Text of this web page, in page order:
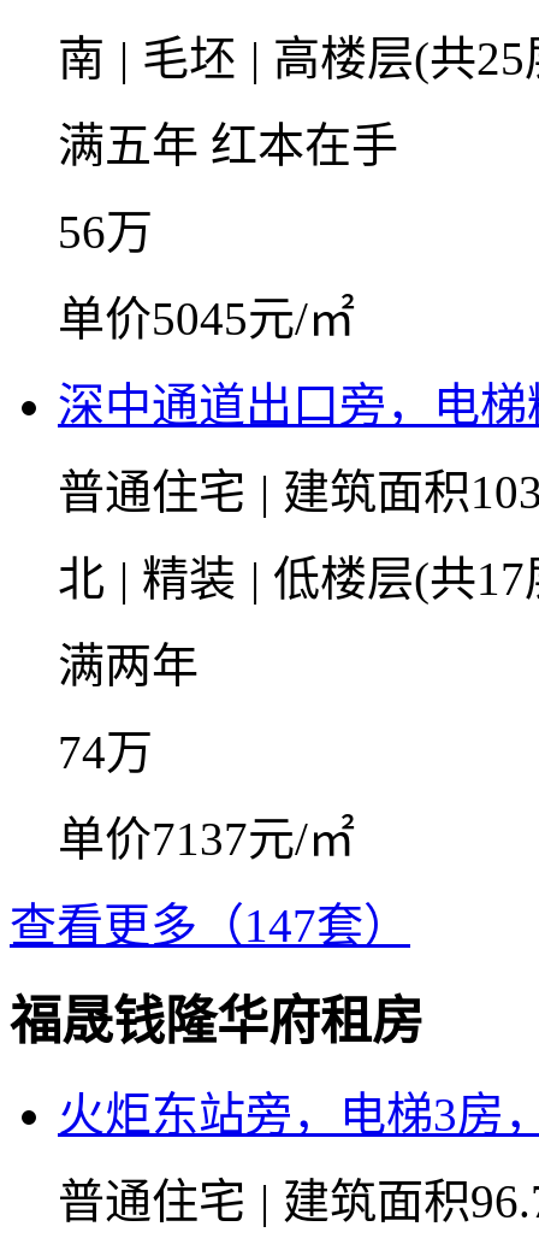
南 | 毛坯 | 高楼层(共
满五年 红本在手
56万
单价5045元/㎡
深中通道出口旁，电
普通住宅 | 建筑面积
北 | 精装 | 低楼层(共
满两年
74万
单价7137元/㎡
查看更多（147套）
福晟钱隆华府租房
火炬东站旁，电梯3房
普通住宅 | 建筑面积